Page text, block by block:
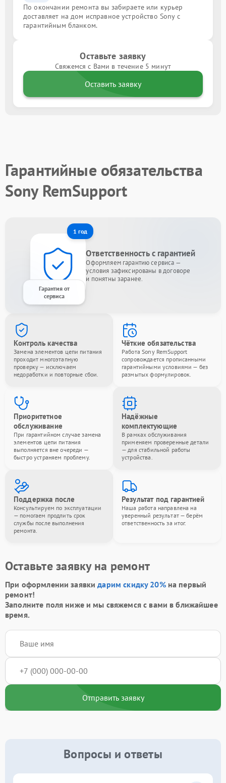
По окончании ремонта вы забираете или курьер
доставляет на дом исправное устройство Sony с
гарантийным бланком.
Оставьте заявку
Свяжемся с Вами в течение 5 минут
Оставить заявку
Гарантийные обязательства
Sony RemSupport
1 год
Гарантия от
сервиса
Ответственность с гарантией
Оформляем гарантию сервиса —
условия зафиксированы в договоре
и понятны заранее.
Контроль качества
Замена элементов цепи питания
проходит многоэтапную
проверку — исключаем
недоработки и повторные сбои.
Чёткие обязательства
Работа Sony RemSupport
сопровождается прописанными
гарантийными условиями — без
размытых формулировок.
Приоритетное
обслуживание
При гарантийном случае замена
элементов цепи питания
выполняется вне очереди —
быстро устраняем проблему.
Надёжные
комплектующие
В рамках обслуживания
применяем проверенные детали
— для стабильной работы
устройства.
Поддержка после
Консультируем по эксплуатации
— помогаем продлить срок
службы после выполнения
ремонта.
Результат под гарантией
Наша работа направлена на
уверенный результат — берём
ответственность за итог.
Оставьте заявку на ремонт
При оформлении заявкидарим скидку 20%на первый
ремонт!
Заполните поля ниже и мы свяжемся с вами в ближайшее
время.
Отправить заявку
Вопросы и ответы